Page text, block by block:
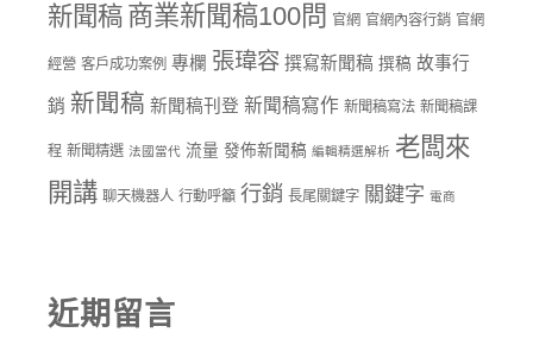
新聞稿 商業新聞稿100問 官網 官網內容行銷 官網
經營 客戶成功案例 專欄 張瑋容 撰寫新聞稿 撰稿 故事行
銷 新聞稿 新聞稿刊登 新聞稿寫作 新聞稿寫法 新聞稿課
程 新聞精選 法國當代 流量 發佈新聞稿 編輯精選解析 老闆來
開講 聊天機器人 行動呼籲 行銷 長尾關鍵字 關鍵字 電商
近期留言